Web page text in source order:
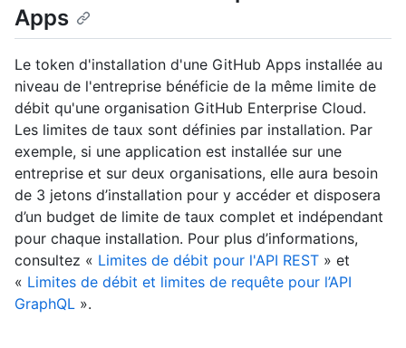
Apps
Le token d'installation d'une GitHub Apps installée au
niveau de l'entreprise bénéficie de la même limite de
débit qu'une organisation GitHub Enterprise Cloud.
Les limites de taux sont définies par installation. Par
exemple, si une application est installée sur une
entreprise et sur deux organisations, elle aura besoin
de 3 jetons d’installation pour y accéder et disposera
d’un budget de limite de taux complet et indépendant
pour chaque installation. Pour plus d’informations,
consultez « Limites de débit pour l'API REST » et
« Limites de débit et limites de requête pour l’API
GraphQL ».